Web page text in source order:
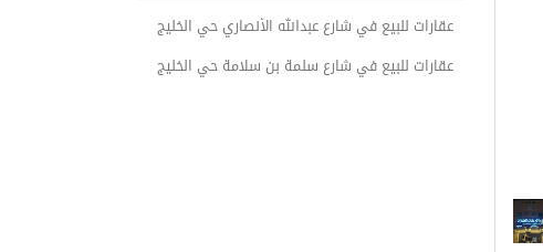
عقارات للبيع في شارع عبدالله الأنصاري حي الخليج
عقارات للبيع في شارع سلمة بن سلامة حي الخليج